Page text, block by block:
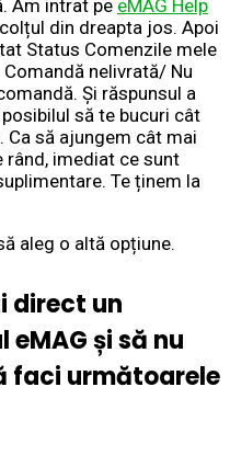
Am intrat pe eMAG Help
din dreapta jos. Apoi
Status Comenzile mele
nelivrată/ Nu
Și răspunsul a
să te bucuri cât
Ca să ajungem cât mai
rând, imediat ce sunt
Te ținem la
aleg o altă opțiune.
direct un
și să nu
faci următoarele